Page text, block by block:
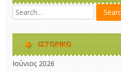
ΙΣΤΟΡΙΚΌ
Ιούνιος 2026